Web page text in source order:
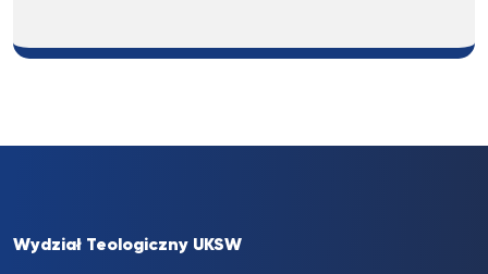
Wydział Teologiczny UKSW